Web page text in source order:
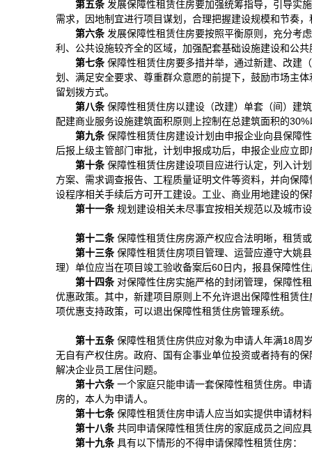
第五条 发展保障性租赁住房要加强统筹指导，引导实
需求，因地制宜进行项目谋划，合理把握建设规模和节奏
第六条 发展保障性租赁住房要按照平衡原则，充分考
利、公共设施较齐全的区域，加强配套基础设施建设和公共
第七条 保障性租赁住房要多措并举，通过新建、改建
划、满足安全要求、尊重群众意愿的前提下，鼓励市场主
留划拨方式。
第八条 保障性租赁住房以建设（改建）单套（间）建
配建商业服务设施建筑面积原则上控制在总建筑面积的30%
第九条 保障性租赁住房建设计划由申报企业向县保障
后报上级主管部门审批，计划申报成功后，申报企业应立
第十条 保障性租赁住房建设项目应进行认定，列入计
方案、需求调查报告、工程质量证明文件等资料，并向保
设程序相关手续后方可开工建设。工业、商业用地建设的
第十一条 规划建设相关未尽事宜按相关规范以及城市
第十二条 保障性租赁住房房源产权应合法明晰，租赁
第十三条 保障性租赁住房项目管理、运营应遵守大姚
理）单位应当在项目竣工验收备案后60日内，报县保障性
第十四条 对保障性住房实施严格的封闭管理，保障性
优惠政策。其中，新建项目原则上不允许退出保障性租赁
项优惠支持政策，可以退出保障性租赁住房管理系统。
第十五条 保障性租赁住房供应对象为申请人年满18周
无自有产权住房。政府、国有企事业单位投资或者持有的
解决企业员工居住问题。
第十六条 一个家庭只能申请一套保障性租赁住房。申
房的，本人为申请人。
第十七条 保障性租赁住房申请人应当如实提供申请材
第十八条 共同申请保障性租赁住房的家庭成员之间应
第十九条 具有以下情形的不得申请保障性租赁住房：